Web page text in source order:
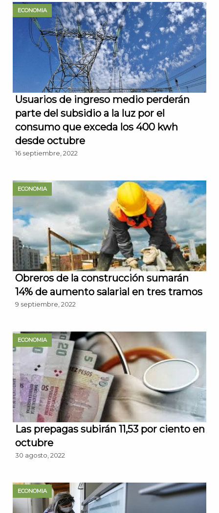
ECONOMIA
Usuarios de ingreso medio perderán
parte del subsidio a la luz por el
consumo que exceda los 400 kwh
desde octubre
16 septiembre, 2022
ECONOMIA
Obreros de la construcción sumarán
14% de aumento salarial en tres tramos
9 septiembre, 2022
ECONOMIA
Las prepagas subirán 11,53 por ciento en
octubre
30 agosto, 2022
ECONOMIA